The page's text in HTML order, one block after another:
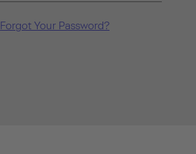
Forgot Your Password?